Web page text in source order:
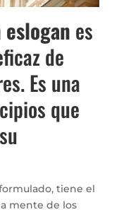
eslogan es
de
Es una
que
tiene el
mente de los